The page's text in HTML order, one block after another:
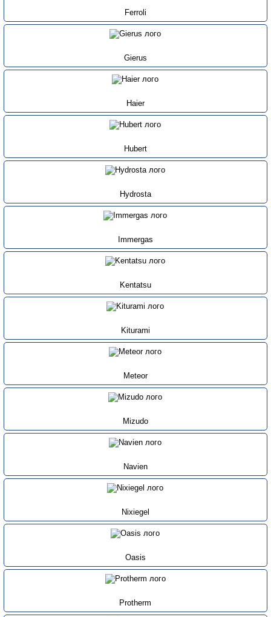
Ferroli
Gierus
Haier
Hubert
Hydrosta
Immergas
Kentatsu
Kiturami
Meteor
Mizudo
Navien
Nixiegel
Oasis
Protherm